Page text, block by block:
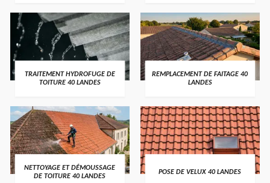
TRAITEMENT HYDROFUGE DE
TOITURE 40 LANDES
REMPLACEMENT DE FAITAGE 40
LANDES
NETTOYAGE ET DÉMOUSSAGE
DE TOITURE 40 LANDES
POSE DE VELUX 40 LANDES